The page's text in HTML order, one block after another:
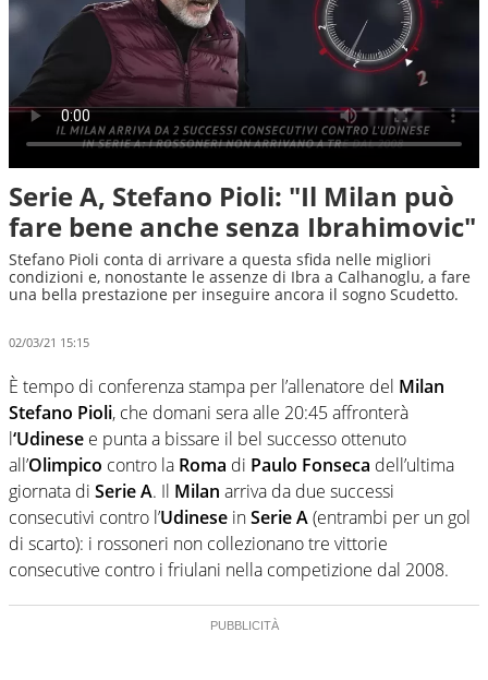
Serie A, Stefano Pioli: "Il Milan può
fare bene anche senza Ibrahimovic"
Stefano Pioli conta di arrivare a questa sfida nelle migliori
condizioni e, nonostante le assenze di Ibra a Calhanoglu, a fare
una bella prestazione per inseguire ancora il sogno Scudetto.
02/03/21 15:15
È tempo di conferenza stampa per l’allenatore del Milan
Stefano Pioli, che domani sera alle 20:45 affronterà
l‘Udinese e punta a bissare il bel successo ottenuto
all’Olimpico contro la Roma di Paulo Fonseca dell’ultima
giornata di Serie A. Il Milan arriva da due successi
consecutivi contro l’Udinese inSerie A(entrambi per un gol
di scarto): i rossoneri non collezionano tre vittorie
consecutive contro i friulani nella competizione dal 2008.